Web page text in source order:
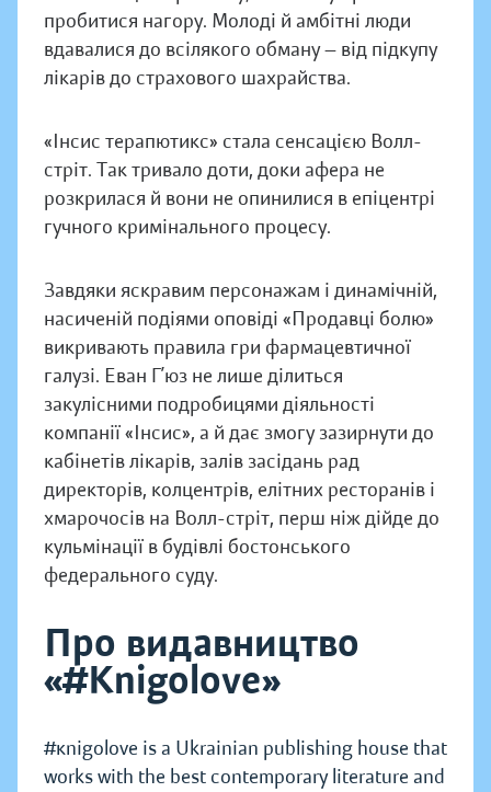
пробитися нагору. Молоді й амбітні люди
вдавалися до всілякого обману — від підкупу
лікарів до страхового шахрайства.
«Інсис терапютикс» стала сенсацією Волл-
стріт. Так тривало доти, доки афера не
розкрилася й вони не опинилися в епіцентрі
гучного кримінального процесу.
Завдяки яскравим персонажам і динамічній,
насиченій подіями оповіді «Продавці болю»
викривають правила гри фармацевтичної
галузі. Еван Г’юз не лише ділиться
закулісними подробицями діяльності
компанії «Інсис», а й дає змогу зазирнути до
кабінетів лікарів, залів засідань рад
директорів, колцентрів, елітних ресторанів і
хмарочосів на Волл-стріт, перш ніж дійде до
кульмінації в будівлі бостонського
федерального суду.
Про видавництво
«#Knigolove»
#кnigolove is a Ukrainian publishing house that
works with the best contemporary literature and